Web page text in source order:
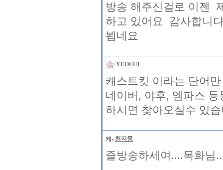
방송 해주신걸로 이젠
하고 있어요 감사합니
뵙네요
YEOEUI
캐스트킷 이라는 단어
네이버, 야후, 엠파스
하시면 찾아오실수 있
천지몽
즐방송하세여....목화님